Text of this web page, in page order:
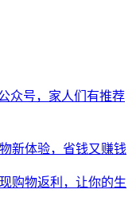
众号，家人们有推荐
新体验，省钱又赚钱
购物返利，让你的生